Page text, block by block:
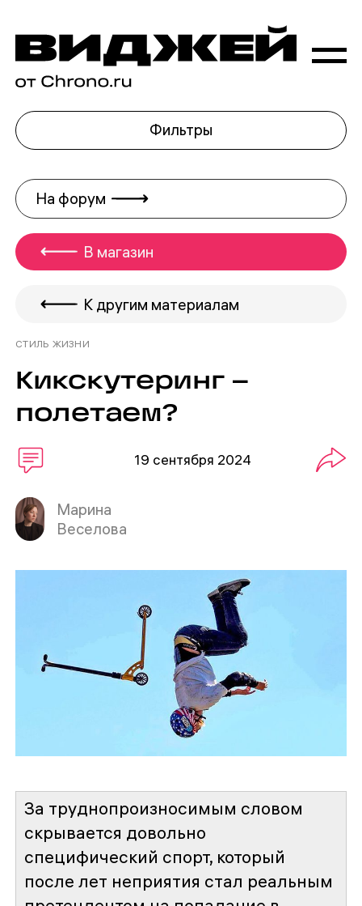
Фильтры
На форум
В магазин
К другим материалам
СТИЛЬ ЖИЗНИ
Кикскутеринг –
полетаем?
Веселова
Марина
19 сентября 2024
За труднопроизносимым словом
скрывается довольно
специфический спорт, который
после лет неприятия стал реальным